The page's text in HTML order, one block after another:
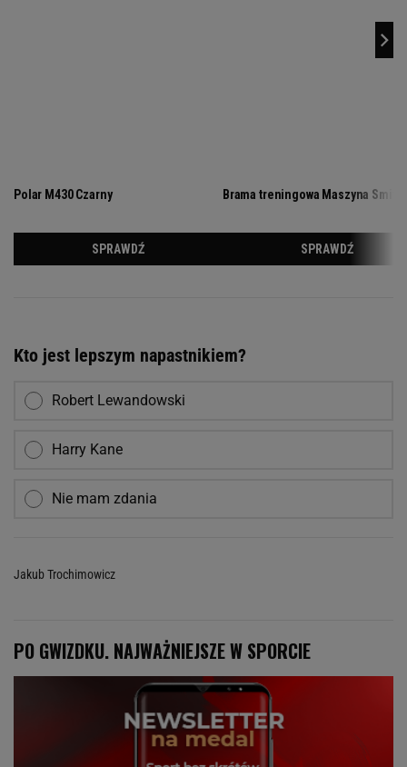
Kto jest lepszym napastnikiem?
Robert Lewandowski
Harry Kane
Nie mam zdania
Jakub Trochimowicz